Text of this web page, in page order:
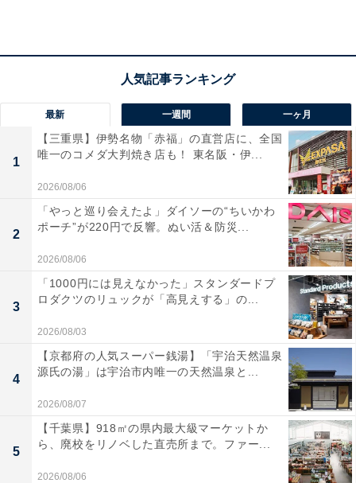
本体上部に2基の小型スピーカーが重なる独自の3in1形状
で、家中どこでも立体音響を楽しめる革新的なモデルで
す。左右にリアスピーカーを置くだけで、自分を包み込
むような音場を瞬時に構築。2ch音源も3Dサウンドに変
換してくれるため、スマホやタブレットでの動画視聴が
劇的に変わりますね！ 約30時間のロングバッテリー搭載
で、配線のわずらわしさから完全に解放されるのも大き
な魅力です。ファブリック素材を用いた、インテリアに
溶け込む洗練されたデザインも素敵です。
ユーザーからは「設置が簡単で、寝室が映画館になっ
た！」「デザインがオシャレで部屋に馴染む」と喜びの
声があがっています。一方で、「音の広がりは配置に左
右される」という意見も。限られたスペースで最高の臨
場感を追求したい人や、場所を選ばず映画の世界に浸り
最新 一週間 一ヶ月
1
【三重県】伊勢名物「赤福」の直営店に、全国
唯一のコメダ大判焼き店も！ 東名阪・伊...
2026/08/06
2
「やっと巡り会えたよ」ダイソーの“ちいかわ
ポーチ”が220円で反響。ぬい活＆防災...
2026/08/06
3
「1000円には見えなかった」スタンダードプ
ロダクツのリュックが「高見えする」の...
2026/08/03
4
【京都府の人気スーパー銭湯】「宇治天然温泉
源氏の湯」は宇治市内唯一の天然温泉と...
2026/08/07
5
【千葉県】918㎡の県内最大級マーケットか
ら、廃校をリノベした直売所まで。ファー...
2026/08/06